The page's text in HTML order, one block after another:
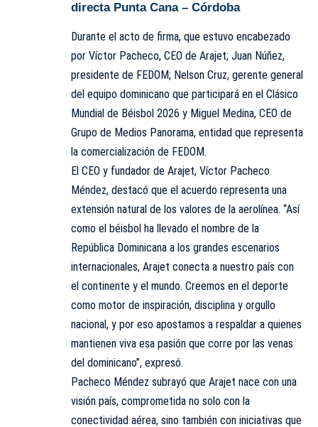
directa Punta Cana – Córdoba
Durante el acto de firma, que estuvo encabezado
por Víctor Pacheco, CEO de Arajet; Juan Núñez,
presidente de FEDOM; Nelson Cruz, gerente general
del equipo dominicano que participará en el Clásico
Mundial de Béisbol 2026 y Miguel Medina, CEO de
Grupo de Medios Panorama, entidad que representa
la comercialización de FEDOM.
El CEO y fundador de Arajet, Víctor Pacheco
Méndez, destacó que el acuerdo representa una
extensión natural de los valores de la aerolínea. “Así
como el béisbol ha llevado el nombre de la
República Dominicana a los grandes escenarios
internacionales, Arajet conecta a nuestro país con
el continente y el mundo. Creemos en el deporte
como motor de inspiración, disciplina y orgullo
nacional, y por eso apostamos a respaldar a quienes
mantienen viva esa pasión que corre por las venas
del dominicano”, expresó.
Pacheco Méndez subrayó que Arajet nace con una
visión país, comprometida no solo con la
conectividad aérea, sino también con iniciativas que